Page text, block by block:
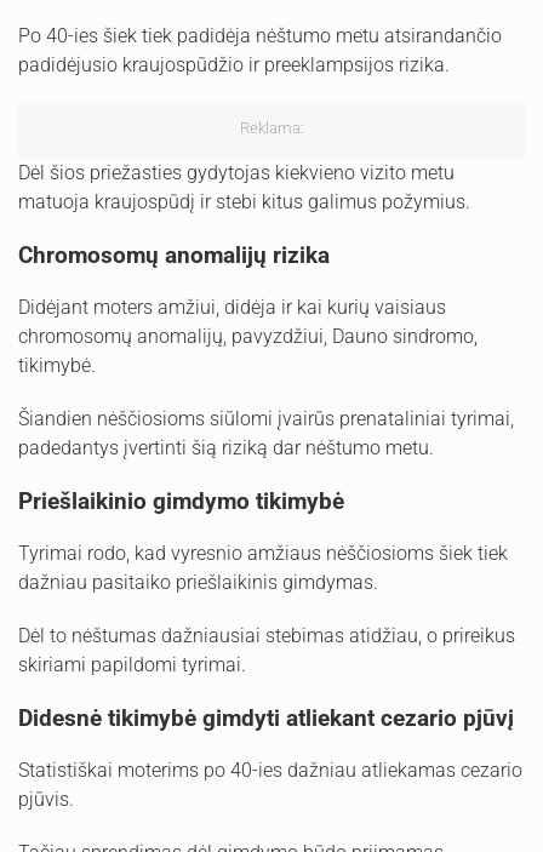
Po 40-ies šiek tiek padidėja nėštumo metu atsirandančio
padidėjusio kraujospūdžio ir preeklampsijos rizika.
Reklama:
Dėl šios priežasties gydytojas kiekvieno vizito metu
matuoja kraujospūdį ir stebi kitus galimus požymius.
Chromosomų anomalijų rizika
Didėjant moters amžiui, didėja ir kai kurių vaisiaus
chromosomų anomalijų, pavyzdžiui, Dauno sindromo,
tikimybė.
Šiandien nėščiosioms siūlomi įvairūs prenataliniai tyrimai,
padedantys įvertinti šią riziką dar nėštumo metu.
Priešlaikinio gimdymo tikimybė
Tyrimai rodo, kad vyresnio amžiaus nėščiosioms šiek tiek
dažniau pasitaiko priešlaikinis gimdymas.
Dėl to nėštumas dažniausiai stebimas atidžiau, o prireikus
skiriami papildomi tyrimai.
Didesnė tikimybė gimdyti atliekant cezario pjūvį
Statistiškai moterims po 40-ies dažniau atliekamas cezario
pjūvis.